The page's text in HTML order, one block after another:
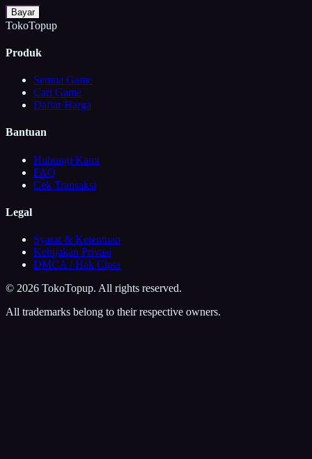
Bayar
TokoTopup
Produk
Semua Game
Cari Game
Daftar Harga
Bantuan
Hubungi Kami
FAQ
Cek Transaksi
Legal
Syarat & Ketentuan
Kebijakan Privasi
DMCA / Hak Cipta
© 2026 TokoTopup. All rights reserved.
All trademarks belong to their respective owners.